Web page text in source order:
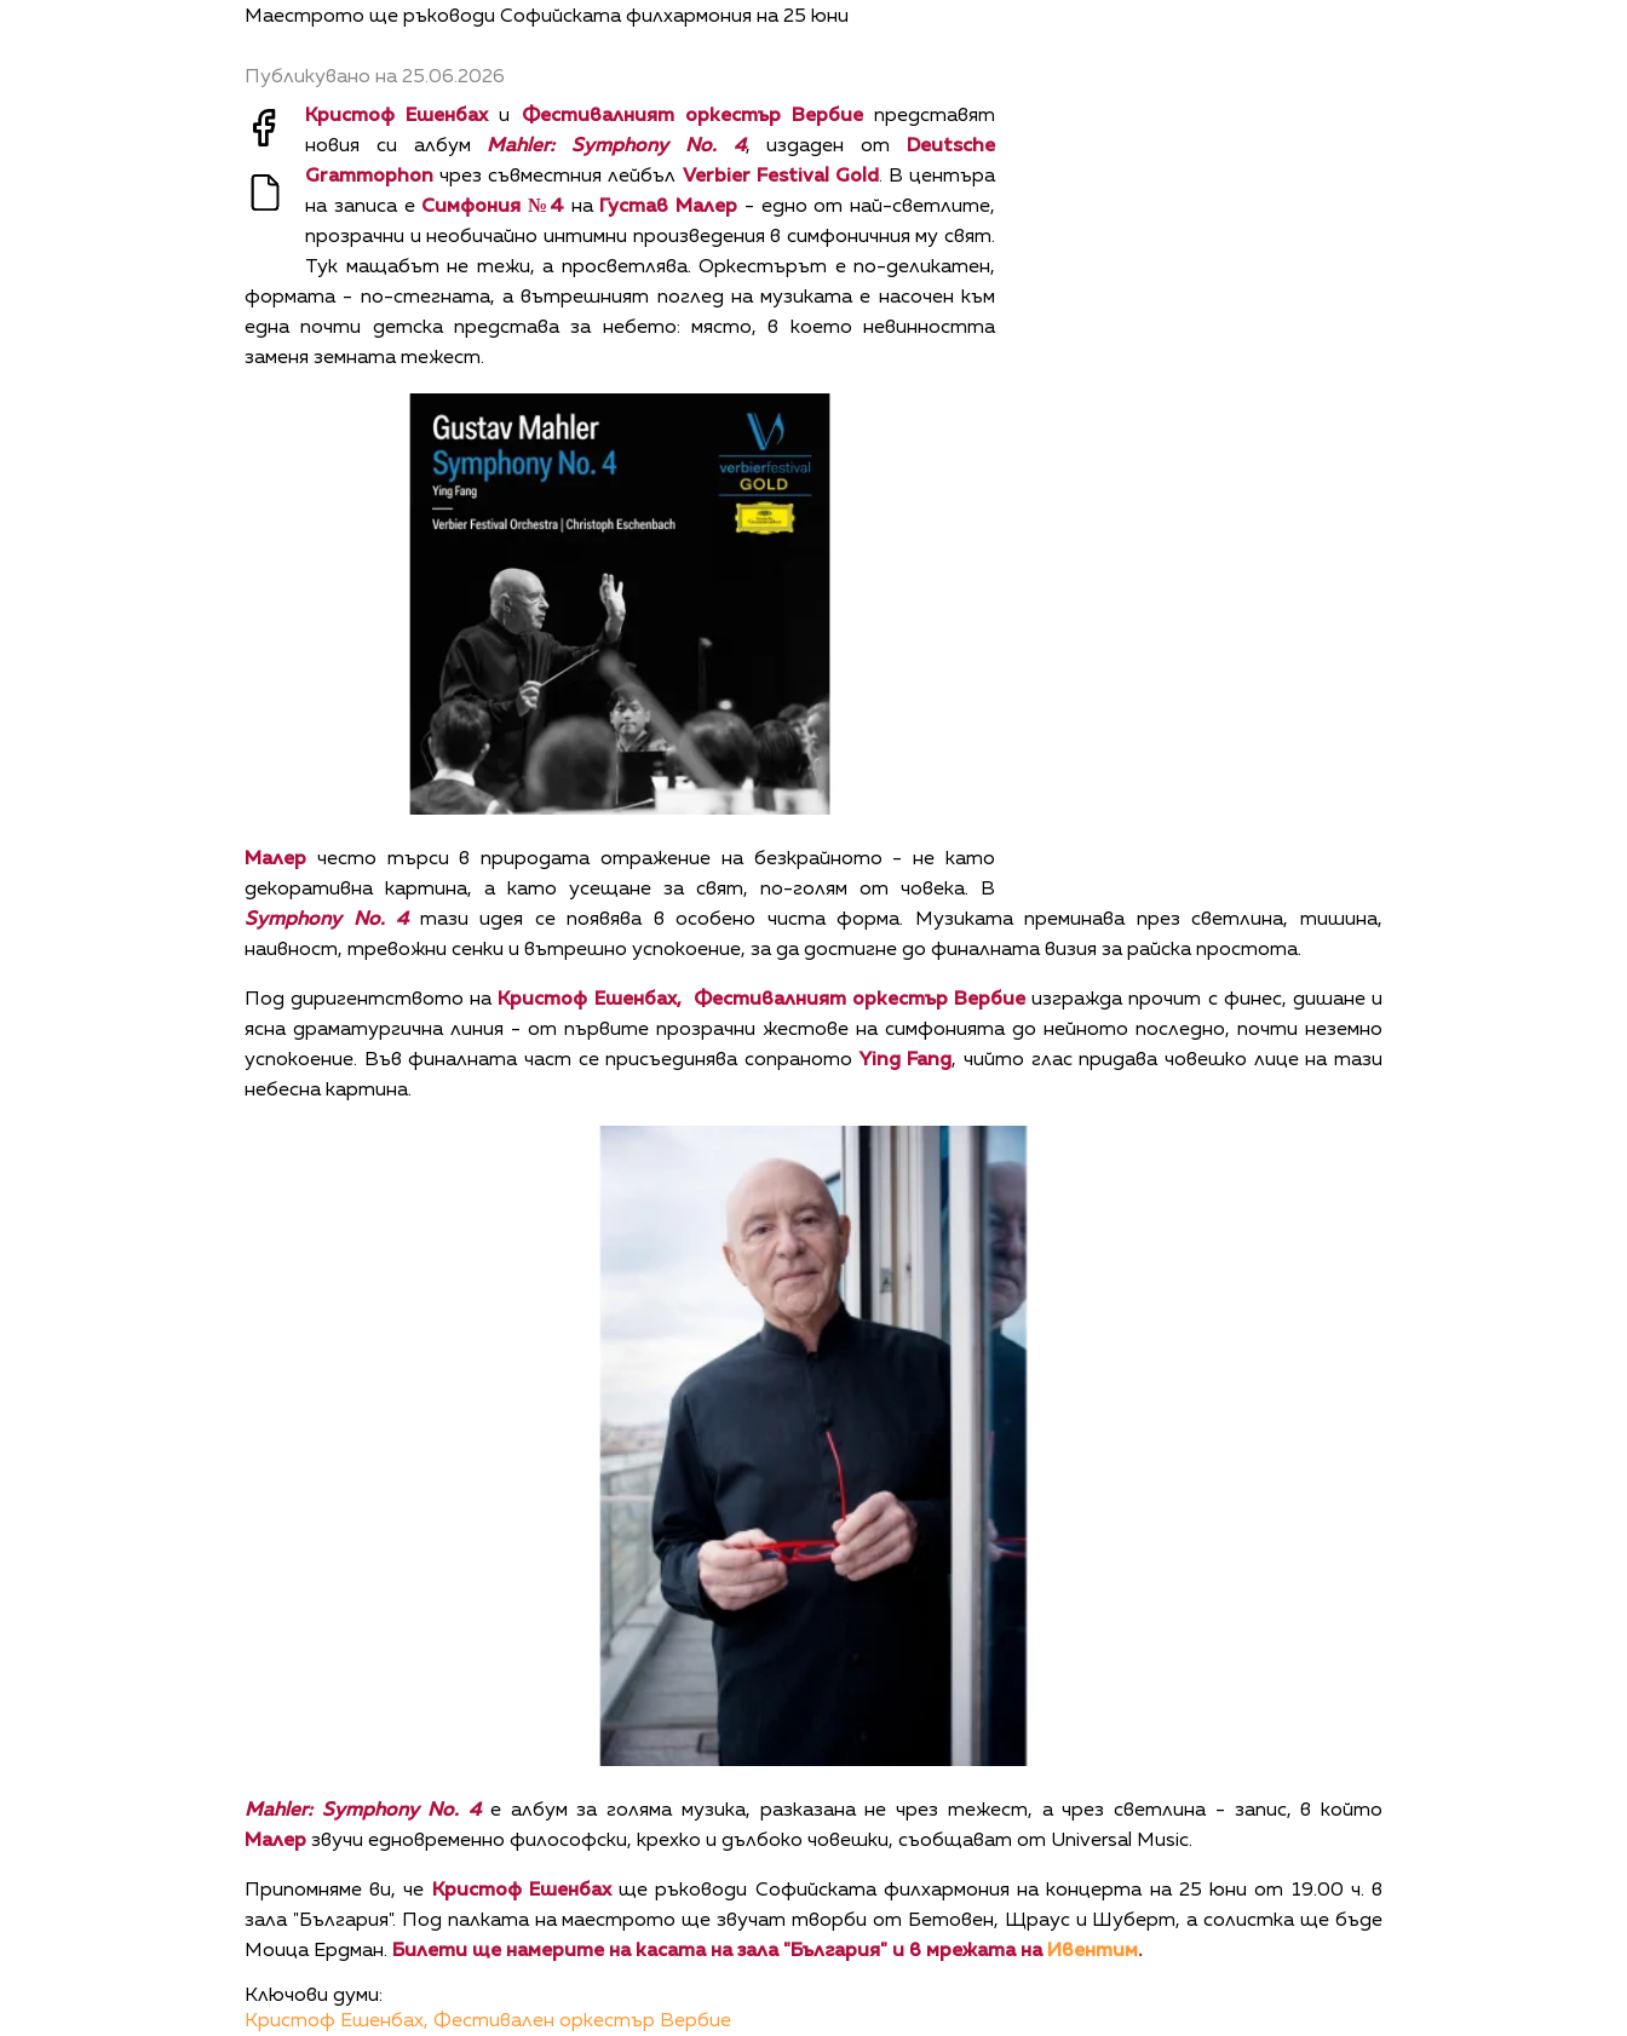
Маестрото ще ръководи Софийската филхармония на 25 юни
Публикувано на 25.06.2026
Кристоф Ешенбахи Фестивалният оркестър Вербиепредставят
новия си албум Mahler: Symphony No. 4, издаден от
Deutsche
Grammophon чрез съвместния лейбъл Verbier Festival Gold. В центъра
на записа е Симфония №4на Густав Малер - едно от най-светлите,
прозрачни и необичайно интимни произведения в симфоничния му свят.
Тук мащабът не тежи, а просветлява. Оркестърът е по-деликатен,
формата - по-стегната, а вътрешният поглед на музиката е насочен към
една почти детска представа за небето: място, в което невинността
заменя земната тежест.
Малер често търси в природата отражение на безкрайното - не като
декоративна картина, а като усещане за свят, по-голям от човека. В
Symphony No. 4тази идея се появява в особено чиста форма. Музиката преминава през светлина, тишина,
наивност, тревожни сенки и вътрешно успокоение, за да достигне до финалната визия за райска простота.
Под диригентството на Кристоф Ешенбах, Фестивалният оркестър Вербиеизгражда прочит с финес, дишане и
ясна драматургична линия - от първите прозрачни жестове на симфонията до нейното последно, почти неземно
успокоение. Във финалната част се присъединява сопраното Ying Fang, чийто глас придава човешко лице на тази
небесна картина.
Mahler: Symphony No. 4е албум за голяма музика, разказана не чрез тежест, а чрез светлина - запис, в който
Малер звучи едновременно философски, крехко и дълбоко човешки, съобщават от Universal Music.
Припомняме ви, че Кристоф Ешенбахще ръководи Софийската филхармония на концерта на 25 юни от 19.00 ч. в
зала "България". Под палката на маестрото ще звучат творби от Бетовен, Щраус и Шуберт, а солистка ще бъде
Моица Ердман. Билети ще намерите на касата на зала "България" и в мрежата на Ивентим.
Ключови думи:
Кристоф Ешенбах, Фестивален оркестър Вербие